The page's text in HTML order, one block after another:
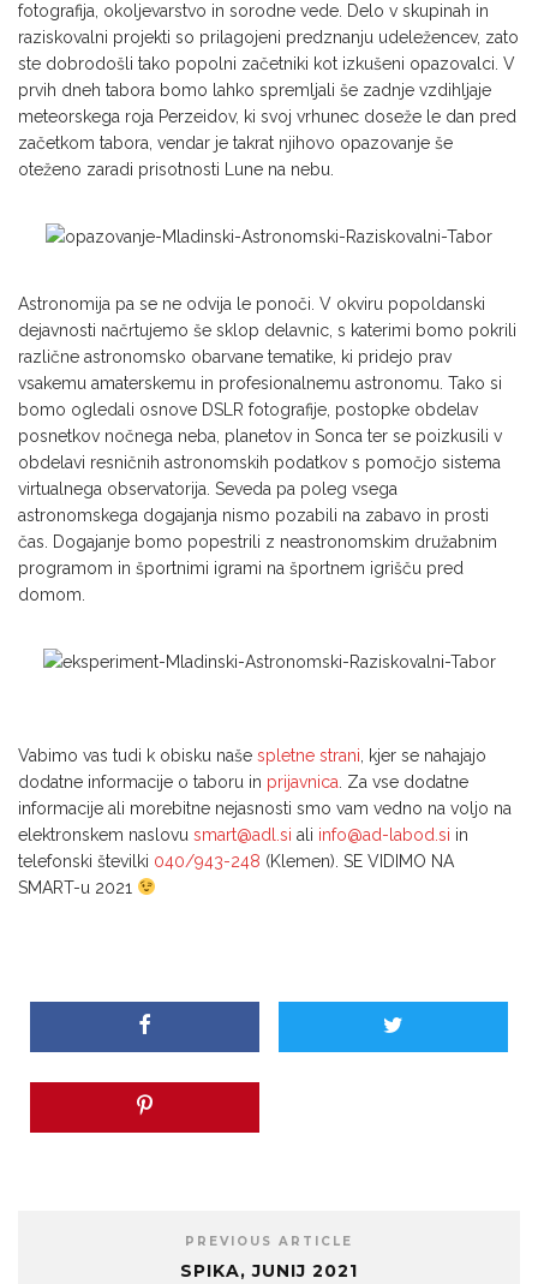
fotografija, okoljevarstvo in sorodne vede. Delo v skupinah in
raziskovalni projekti so prilagojeni predznanju udeležencev, zato
ste dobrodošli tako popolni začetniki kot izkušeni opazovalci. V
prvih dneh tabora bomo lahko spremljali še zadnje vzdihljaje
meteorskega roja Perzeidov, ki svoj vrhunec doseže le dan pred
začetkom tabora, vendar je takrat njihovo opazovanje še
oteženo zaradi prisotnosti Lune na nebu.
Astronomija pa se ne odvija le ponoči. V okviru popoldanski
dejavnosti načrtujemo še sklop delavnic, s katerimi bomo pokrili
različne astronomsko obarvane tematike, ki pridejo prav
vsakemu amaterskemu in profesionalnemu astronomu. Tako si
bomo ogledali osnove DSLR fotografije, postopke obdelav
posnetkov nočnega neba, planetov in Sonca ter se poizkusili v
obdelavi resničnih astronomskih podatkov s pomočjo sistema
virtualnega observatorija. Seveda pa poleg vsega
astronomskega dogajanja nismo pozabili na zabavo in prosti
čas. Dogajanje bomo popestrili z neastronomskim družabnim
programom in športnimi igrami na športnem igrišču pred
domom.
Vabimo vas tudi k obisku naše spletne strani , kjer se nahajajo
dodatne informacije o taboru in prijavnica . Za vse dodatne
informacije ali morebitne nejasnosti smo vam vedno na voljo na
elektronskem naslovu smart@adl.si ali info@ad-labod.si in
telefonski številki 040/943-248 (Klemen). SE VIDIMO NA
SMART-u 2021
PREVIOUS ARTICLE
SPIKA, JUNIJ 2021